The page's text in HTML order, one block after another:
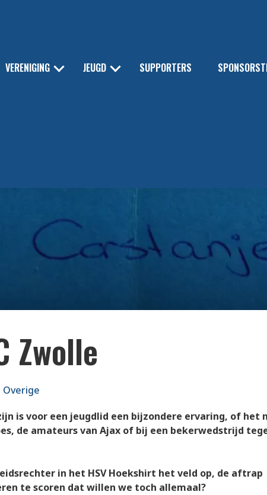
VERENIGING JEUGD SUPPORTERS
Zwolle
Overige
is voor een jeugdlid een bijzondere ervaring, of het
de amateurs van Ajax of bij een bekerwedstrijd
in het HSV Hoekshirt het veld op, de aftrap
te scoren dat willen we toch allemaal?